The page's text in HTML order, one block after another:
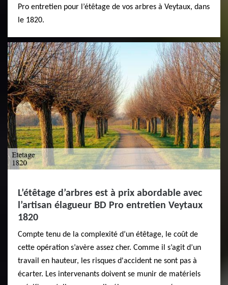
Pro entretien pour l’étêtage de vos arbres à Veytaux, dans
le 1820.
L’étêtage d’arbres est à prix abordable avec
l’artisan élagueur BD Pro entretien Veytaux
1820
Compte tenu de la complexité d’un étêtage, le coût de
cette opération s’avère assez cher. Comme il s’agit d’un
travail en hauteur, les risques d'accident ne sont pas à
écarter. Les intervenants doivent se munir de matériels